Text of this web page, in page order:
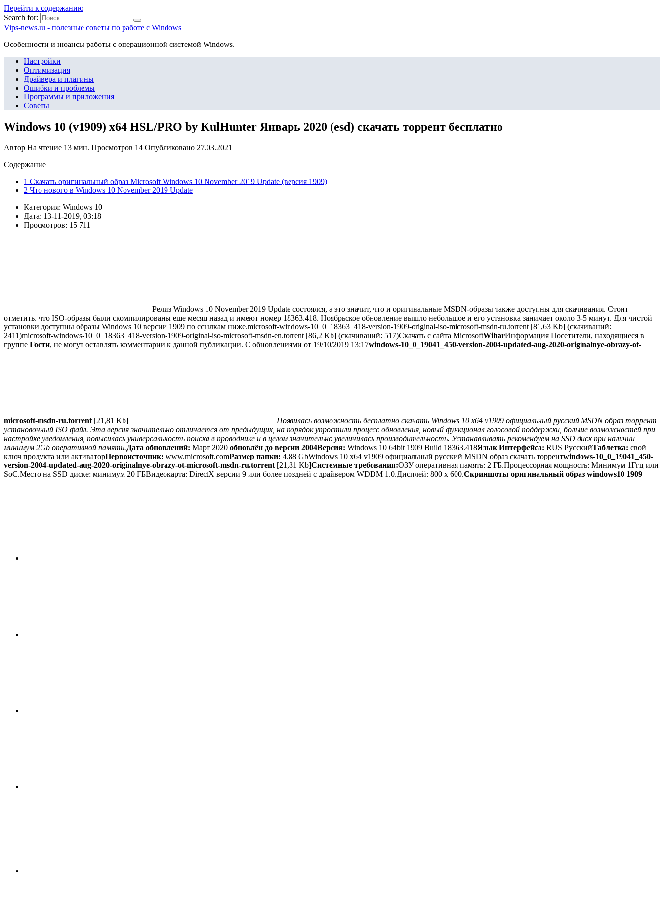
Перейти к содержанию
Search for:
Vips-news.ru - полезные советы по работе с Windows
Особенности и нюансы работы с операционной системой Windows.
Настройки
Оптимизация
Драйвера и плагины
Ошибки и проблемы
Программы и приложения
Советы
Windows 10 (v1909) x64 HSL/PRO by KulHunter Январь 2020 (esd) скачать торрент бесплатно
Автор На чтение 13 мин. Просмотров 14 Опубликовано 27.03.2021
Содержание
1 Скачать оригинальный образ Microsoft Windows 10 November 2019 Update (версия 1909)
2 Что нового в Windows 10 November 2019 Update
Категория: Windows 10
Дата: 13-11-2019, 03:18
Просмотров: 15 711
Релиз Windows 10 November 2019 Update состоялся, а это значит, что и оригинальные MSDN-образы также доступны для скачивания. Стоит
отметить, что ISO-образы были скомпилированы еще месяц назад и имеют номер 18363.418. Ноябрьское обновление вышло небольшое и его установка занимает около 3-5 минут. Для чистой
установки доступны образы Windows 10 версии 1909 по ссылкам ниже.microsoft-windows-10_0_18363_418-version-1909-original-iso-microsoft-msdn-ru.torrent [81,63 Kb] (скачиваний:
2411)microsoft-windows-10_0_18363_418-version-1909-original-iso-microsoft-msdn-en.torrent [86,2 Kb] (скачиваний: 517)Скачать с сайта MicrosoftWiharИнформация Посетители, находящиеся в
группе Гости, не могут оставлять комментарии к данной публикации. С обновлениями от 19/10/2019 13:17windows-10_0_19041_450-version-2004-updated-aug-2020-originalnye-obrazy-ot-
microsoft-msdn-ru.torrent [21,81 Kb]
Появилась возможность бесплатно скачать Windows 10 x64 v1909 официальный русский MSDN образ торрент
установочный ISO файл. Эта версия значительно отличается от предыдущих, на порядок упростили процесс обновления, новый функционал голосовой поддержки, больше возможностей при
настройке уведомления, повысилась универсальность поиска в проводнике и в целом значительно увеличилась производительность. Устанавливать рекомендуем на SSD диск при наличии
минимум 2Gb оперативной памяти.Дата обновлений: Март 2020 обновлён до версии 2004Версия: Windows 10 64bit 1909 Build 18363.418Язык Интерфейса: RUS РусскийТаблетка: свой
ключ продукта или активаторПервоисточник: www.microsoft.comРазмер папки: 4.88 GbWindows 10 x64 v1909 официальный русский MSDN образ скачать торрентwindows-10_0_19041_450-
version-2004-updated-aug-2020-originalnye-obrazy-ot-microsoft-msdn-ru.torrent [21,81 Kb]Системные требования:ОЗУ оперативная память: 2 ГБ.Процессорная мощность: Минимум 1Ггц или
SoC.Место на SSD диске: минимум 20 ГБВидеокарта: DirectX версии 9 или более поздней с драйвером WDDM 1.0.Дисплей: 800 x 600.Скриншоты оригинальный образ windows10 1909